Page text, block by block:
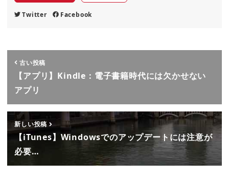
Twitter Facebook
古い投稿
【アプリ】Kindle：電子書籍時代には欠かせない
アプリ
新しい投稿
【iTunes】Windowsでのアップデートには注意が
必要…